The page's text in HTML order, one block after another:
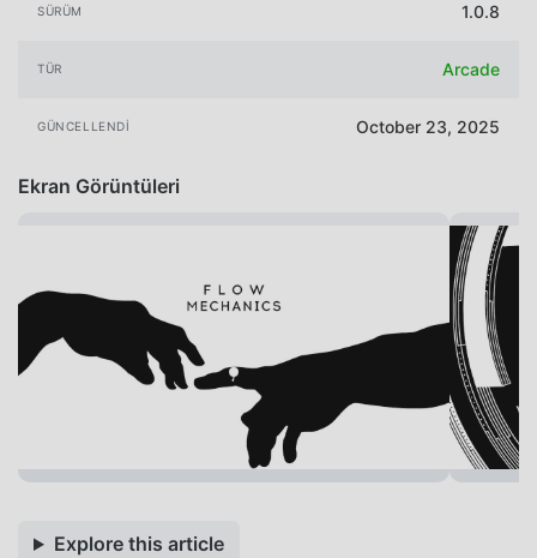
SÜRÜM 1.0.8
TÜR Arcade
GÜNCELLENDI October 23, 2025
Ekran Görüntüleri
Explore this article